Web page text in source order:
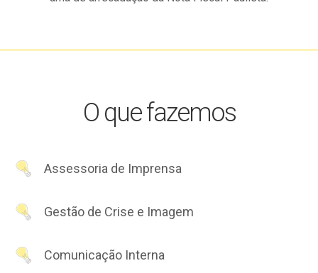
O que fazemos
Assessoria de Imprensa
Gestão de Crise e Imagem
Comunicação Interna